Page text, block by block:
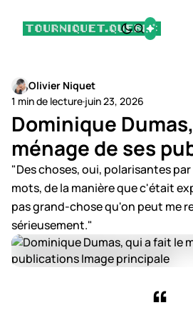
Olivier Niquet
1 min de lecture·juin 23, 2026
Dominique
ménage de ses
"Des choses, oui, polarisantes par
mots, de la manière que c'était
pas grand-chose qu'on peut me
sérieusement."